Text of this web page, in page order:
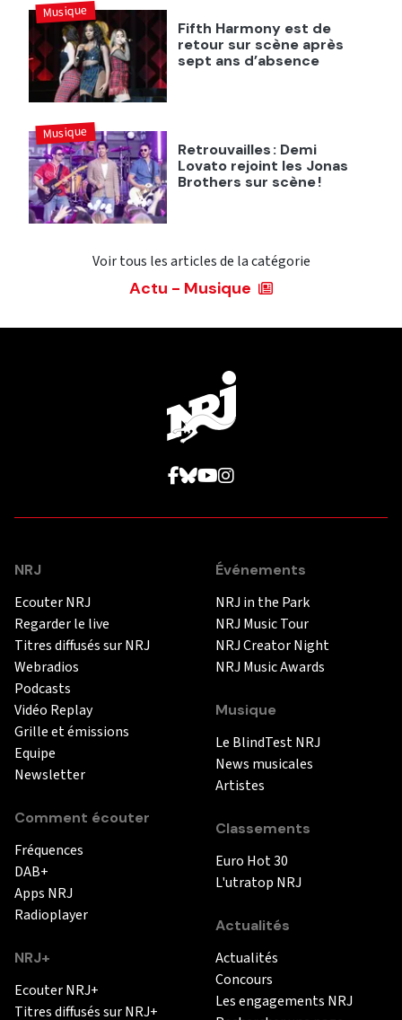
Fifth Harmony est de
retour sur scène après
sept ans d’absence
Musique
Retrouvailles : Demi
Lovato rejoint les Jonas
Brothers sur scène !
Musique
Voir tous les articles de la catégorie
Actu - Musique
NRJ
Ecouter NRJ
Regarder le live
Titres diffusés sur NRJ
Webradios
Podcasts
Vidéo Replay
Grille et émissions
Equipe
Newsletter
Comment écouter
Fréquences
DAB+
Apps NRJ
Radioplayer
NRJ+
Ecouter NRJ+
Titres diffusés sur NRJ+
Événements
NRJ in the Park
NRJ Music Tour
NRJ Creator Night
NRJ Music Awards
Musique
Le BlindTest NRJ
News musicales
Artistes
Classements
Euro Hot 30
L'utratop NRJ
Actualités
Actualités
Concours
Les engagements NRJ